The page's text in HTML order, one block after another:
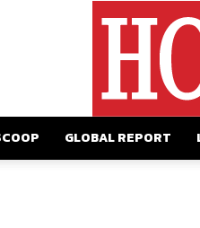
GLOBAL REPORT